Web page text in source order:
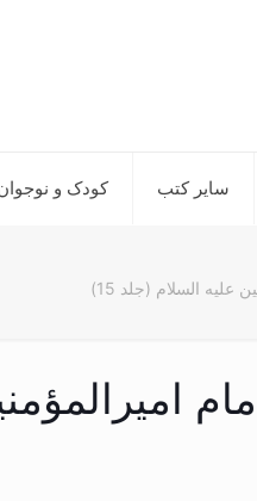
سایر کتب کودک و
علیه السلام (جلد 15)